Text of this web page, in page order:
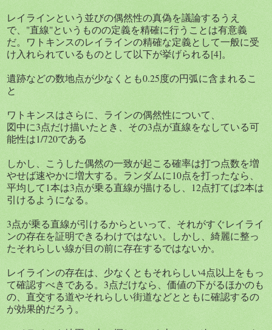
レイラインという並びの偶然性の真偽を議論するうえ
で、"直線"というものの定義を精確に行うことは有意義
だ。ワトキンスのレイラインの精確な定義として一般に受
け入れられているものとして以下が挙げられる[4]。
遺跡などの数地点が少なくとも0.25度の円弧に含まれるこ
と
ワトキンスはさらに、ラインの偶然性について、
図中に3点だけ描いたとき、その3点が直線をなしている可
能性は1/720である
しかし、こうした偶然の一致が起こる確率は打つ点数を増
やせば速やかに増大する。ランダムに10点を打ったなら、
平均して1本は3点が乗る直線が描けるし、12点打てば2本は
引けるようになる。
3点が乗る直線が引けるからといって、それがすぐレイライ
ンの存在を証明できるわけではない。しかし、綺麗に整っ
たそれらしい線が目の前に存在するではないか。
レイラインの存在は、少なくともそれらしい4点以上をもっ
て確認すべきである。3点だけなら、価値の下がるほかのも
の、直交する道やそれらしい街道などとともに確認するの
が効果的だろう。